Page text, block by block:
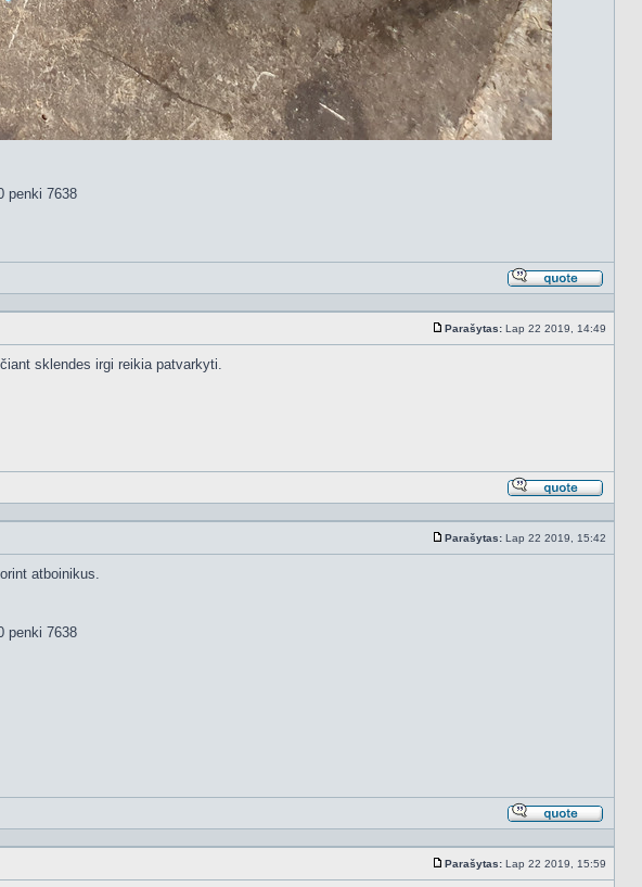
penki 7638
Atsakyti
Standartinė
Parašytas: Lap 22 2019, 14:49
sklendes irgi reikia patvarkyti.
Atsakyti
Standartinė
Parašytas: Lap 22 2019, 15:42
atboinikus.
penki 7638
Atsakyti
Standartinė
Parašytas: Lap 22 2019, 15:59